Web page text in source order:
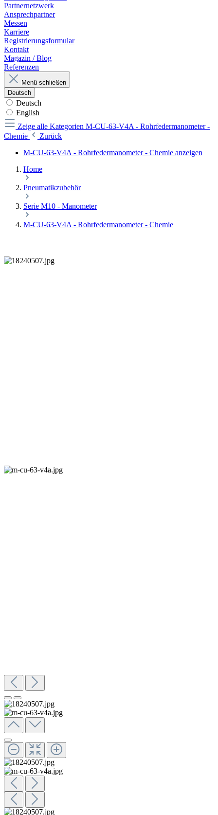
Partnernetzwerk
Ansprechpartner
Messen
Karriere
Registrierungsformular
Kontakt
Magazin / Blog
Referenzen
Menü schließen
Deutsch
Deutsch
English
Zeige alle Kategorien M-CU-63-V4A - Rohrfedermanometer -
Chemie
Zurück
M-CU-63-V4A - Rohrfedermanometer - Chemie anzeigen
Home
Pneumatikzubehör
Serie M10 - Manometer
M-CU-63-V4A - Rohrfedermanometer - Chemie